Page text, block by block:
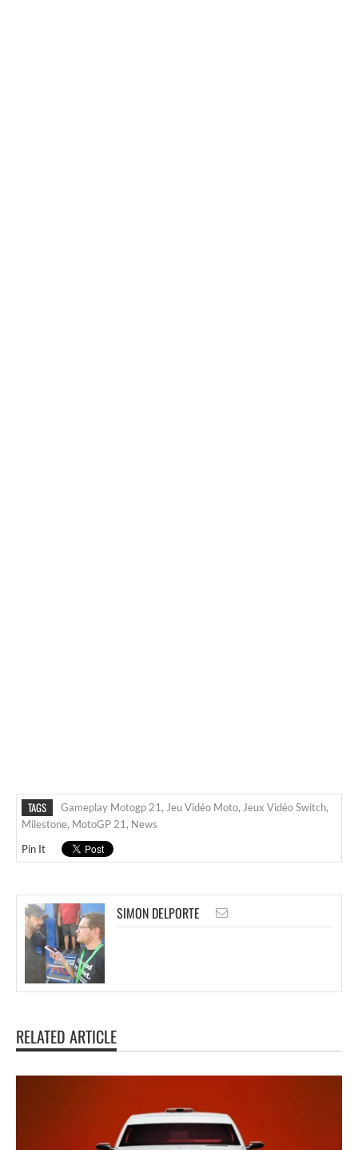
TAGS Gameplay Motogp 21, Jeu Vidéo Moto, Jeux Vidéo Switch,
Milestone, MotoGP 21, News
Pin It
SIMON DELPORTE
RELATED ARTICLE